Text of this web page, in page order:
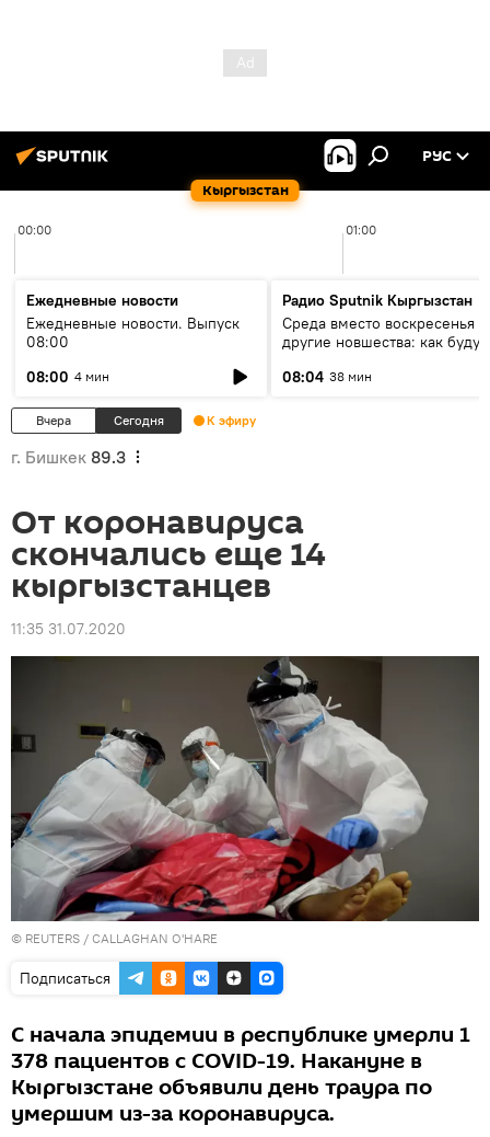
Кыргызстан
РУС
00:00 01:00
Ежедневные новости
Ежедневные новости. Выпуск
08:00
08:00 4 мин
Радио Sputnik Кыргызстан
Среда вместо воскресенья и
другие новшества: как будут
08:04 38 мин
Вчера Сегодня К эфиру
г. Бишкек 89.3
От коронавируса
скончались еще 14
кыргызстанцев
11:35 31.07.2020
© REUTERS / CALLAGHAN O'HARE
Подписаться
С начала эпидемии в республике умерли 1
378 пациентов с COVID-19. Накануне в
Кыргызстане объявили день траура по
умершим из-за коронавируса.